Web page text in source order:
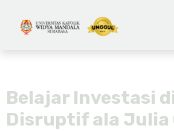
Belajar Investasi
Disruptif ala Julia